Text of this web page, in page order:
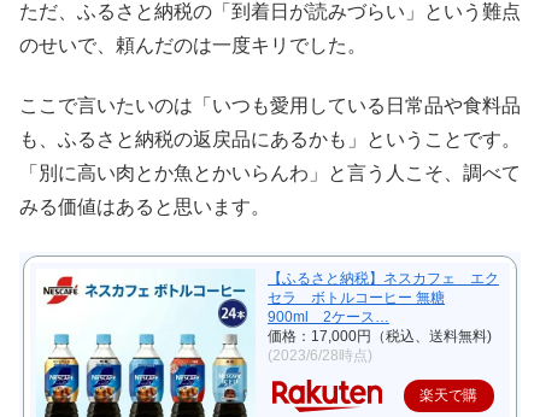
ただ、ふるさと納税の「到着日が読みづらい」という難点
のせいで、頼んだのは一度キリでした。
ここで言いたいのは「いつも愛用している日常品や食料品
も、ふるさと納税の返戻品にあるかも」ということです。
「別に高い肉とか魚とかいらんわ」と言う人こそ、調べて
みる価値はあると思います。
【ふるさと納税】ネスカフェ エク
セラ ボトルコーヒー 無糖
900ml 2ケース…
価格：17,000円（税込、送料無料)
(2023/6/28時点)
楽天で購